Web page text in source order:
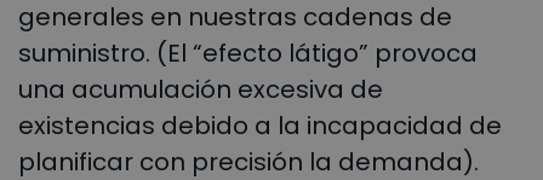
generales en nuestras cadenas de
suministro. (El “efecto látigo” provoca
una acumulación excesiva de
existencias debido a la incapacidad de
planificar con precisión la demanda).